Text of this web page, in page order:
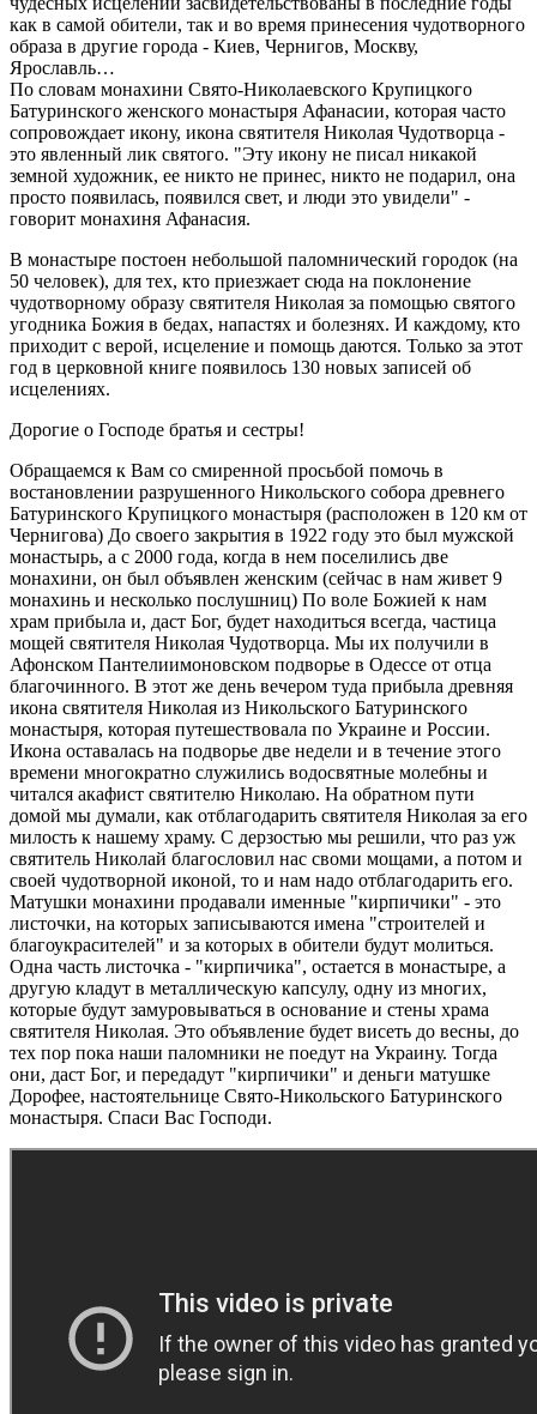
как в самой обители, так и во время принесения чудотворного
образа в другие города - Киев, Чернигов, Москву,
Ярославль…
По словам монахини Свято-Николаевского Крупицкого
Батуринского женского монастыря Афанасии, которая часто
сопровождает икону, икона святителя Николая Чудотворца -
это явленный лик святого. "Эту икону не писал никакой
земной художник, ее никто не принес, никто не подарил, она
просто появилась, появился свет, и люди это увидели" -
говорит монахиня Афанасия.
В монастыре постоен небольшой паломнический городок (на
50 человек), для тех, кто приезжает сюда на поклонение
чудотворному образу святителя Николая за помощью святого
угодника Божия в бедах, напастях и болезнях. И каждому, кто
приходит с верой, исцеление и помощь даются. Только за этот
год в церковной книге появилось 130 новых записей об
исцелениях.
Дорогие о Господе братья и сестры!
Обращаемся к Вам со смиренной просьбой помочь в
востановлении разрушенного Никольского собора древнего
Батуринского Крупицкого монастыря (расположен в 120 км от
Чернигова) До своего закрытия в 1922 году это был мужской
монастырь, а с 2000 года, когда в нем поселились две
монахини, он был объявлен женским (сейчас в нам живет 9
монахинь и несколько послушниц) По воле Божией к нам
храм прибыла и, даст Бог, будет находиться всегда, частица
мощей святителя Николая Чудотворца. Мы их получили в
Афонском Пантелиимоновском подворье в Одессе от отца
благочинного. В этот же день вечером туда прибыла древняя
икона святителя Николая из Никольского Батуринского
монастыря, которая путешествовала по Украине и России.
Икона оставалась на подворье две недели и в течение этого
времени многократно служились водосвятные молебны и
читался акафист святителю Николаю. На обратном пути
домой мы думали, как отблагодарить святителя Николая за его
милость к нашему храму. С дерзостью мы решили, что раз уж
святитель Николай благословил нас своми мощами, а потом и
своей чудотворной иконой, то и нам надо отблагодарить его.
Матушки монахини продавали именные "кирпичики" - это
листочки, на которых записываются имена "строителей и
благоукрасителей" и за которых в обители будут молиться.
Одна часть листочка - "кирпичика", остается в монастыре, а
другую кладут в металлическую капсулу, одну из многих,
которые будут замуровываться в основание и стены храма
святителя Николая. Это объявление будет висеть до весны, до
тех пор пока наши паломники не поедут на Украину. Тогда
они, даст Бог, и передадут "кирпичики" и деньги матушке
Дорофее, настоятельнице Свято-Никольского Батуринского
монастыря. Спаси Вас Господи.